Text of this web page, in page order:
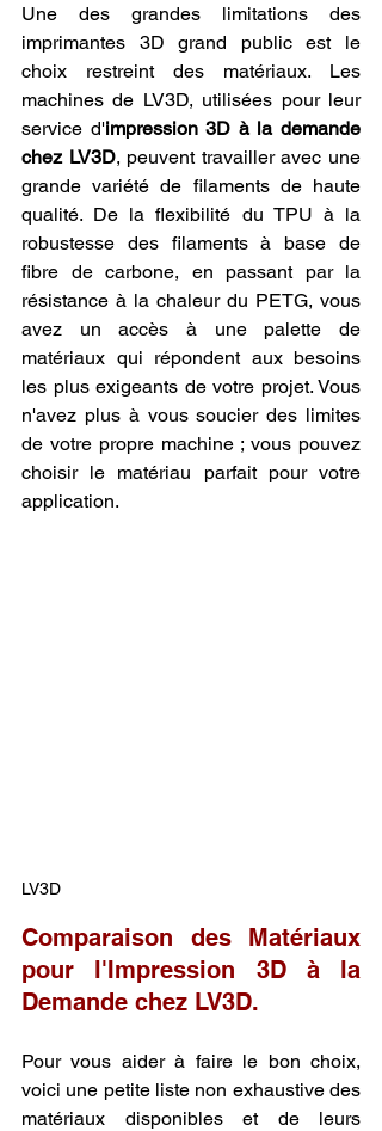
Une des grandes limitations des
imprimantes 3D grand public est le
choix restreint des matériaux. Les
machines de LV3D, utilisées pour leur
service d'impression 3D à la demande
chez LV3D, peuvent travailler avec une
grande variété de filaments de haute
qualité. De la flexibilité du TPU à la
robustesse des filaments à base de
fibre de carbone, en passant par la
résistance à la chaleur du PETG, vous
avez un accès à une palette de
matériaux qui répondent aux besoins
les plus exigeants de votre projet. Vous
n'avez plus à vous soucier des limites
de votre propre machine ; vous pouvez
choisir le matériau parfait pour votre
application.
LV3D
Comparaison des Matériaux
pour l'Impression 3D à la
Demande chez LV3D.
Pour vous aider à faire le bon choix,
voici une petite liste non exhaustive des
matériaux disponibles et de leurs